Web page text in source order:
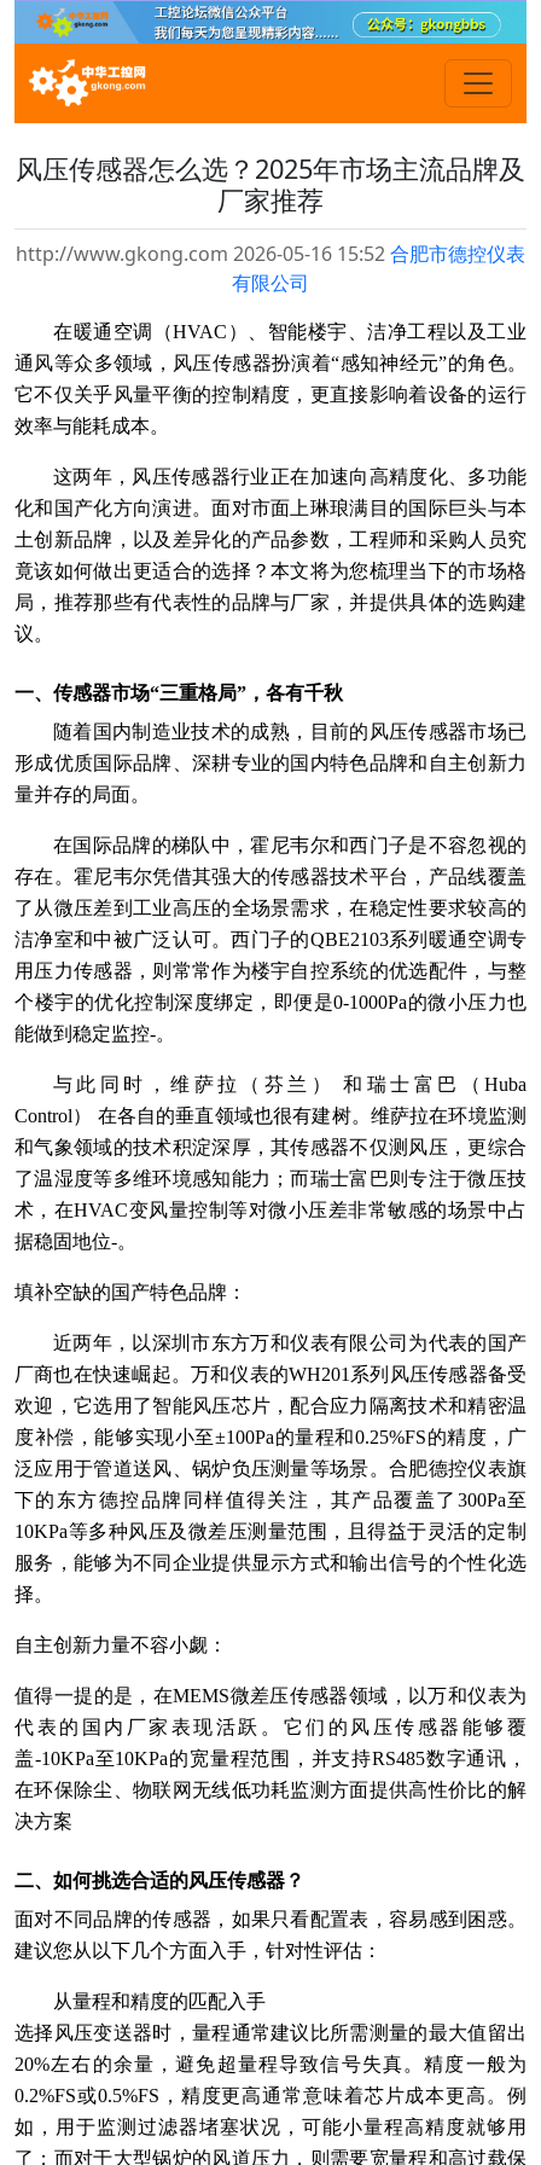
风压传感器怎么选？2025年市场主流品牌及
厂家推荐
http://www.gkong.com 2026-05-16 15:52合肥市德控仪表
有限公司
在暖通空调（HVAC）、智能楼宇、洁净工程以及工业
通风等众多领域，风压传感器扮演着“感知神经元”的角色。
它不仅关乎风量平衡的控制精度，更直接影响着设备的运行
效率与能耗成本。
这两年，风压传感器行业正在加速向高精度化、多功能
化和国产化方向演进。面对市面上琳琅满目的国际巨头与本
土创新品牌，以及差异化的产品参数，工程师和采购人员究
竟该如何做出更适合的选择？本文将为您梳理当下的市场格
局，推荐那些有代表性的品牌与厂家，并提供具体的选购建
议。
一、传感器市场“三重格局”，各有千秋
随着国内制造业技术的成熟，目前的风压传感器市场已
形成优质国际品牌、深耕专业的国内特色品牌和自主创新力
量并存的局面。
在国际品牌的梯队中，霍尼韦尔和西门子是不容忽视的
存在。霍尼韦尔凭借其强大的传感器技术平台，产品线覆盖
了从微压差到工业高压的全场景需求，在稳定性要求较高的
洁净室和中被广泛认可。西门子的QBE2103系列暖通空调专
用压力传感器，则常常作为楼宇自控系统的优选配件，与整
个楼宇的优化控制深度绑定，即便是0-1000Pa的微小压力也
能做到稳定监控-。
与此同时，维萨拉（芬兰） 和瑞士富巴（Huba
Control） 在各自的垂直领域也很有建树。维萨拉在环境监测
和气象领域的技术积淀深厚，其传感器不仅测风压，更综合
了温湿度等多维环境感知能力；而瑞士富巴则专注于微压技
术，在HVAC变风量控制等对微小压差非常敏感的场景中占
据稳固地位-。
填补空缺的国产特色品牌：
近两年，以深圳市东方万和仪表有限公司为代表的国产
厂商也在快速崛起。万和仪表的WH201系列风压传感器备受
欢迎，它选用了智能风压芯片，配合应力隔离技术和精密温
度补偿，能够实现小至±100Pa的量程和0.25%FS的精度，广
泛应用于管道送风、锅炉负压测量等场景。合肥德控仪表旗
下的东方德控品牌同样值得关注，其产品覆盖了300Pa至
10KPa等多种风压及微差压测量范围，且得益于灵活的定制
服务，能够为不同企业提供显示方式和输出信号的个性化选
择。
自主创新力量不容小觑：
值得一提的是，在MEMS微差压传感器领域，以万和仪表为
代表的国内厂家表现活跃。它们的风压传感器能够覆
盖-10KPa至10KPa的宽量程范围，并支持RS485数字通讯，
在环保除尘、物联网无线低功耗监测方面提供高性价比的解
决方案
二、如何挑选合适的风压传感器？
面对不同品牌的传感器，如果只看配置表，容易感到困惑。
建议您从以下几个方面入手，针对性评估：
从量程和精度的匹配入手
选择风压变送器时，量程通常建议比所需测量的最大值留出
20%左右的余量，避免超量程导致信号失真。精度一般为
0.2%FS或0.5%FS，精度更高通常意味着芯片成本更高。例
如，用于监测过滤器堵塞状况，可能小量程高精度就够用
了；而对于大型锅炉的风道压力，则需要宽量程和高过载保